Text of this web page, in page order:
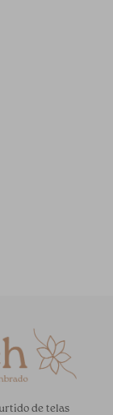
de telas